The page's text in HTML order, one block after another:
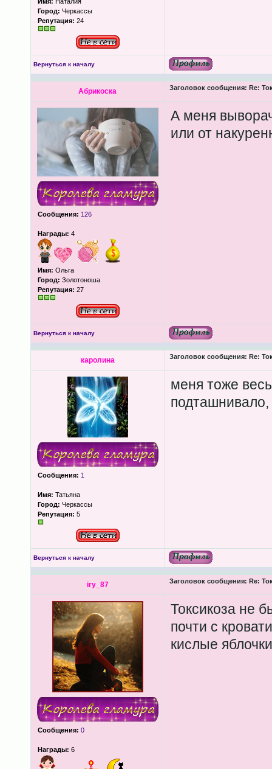
Город: Черкассы
Репутация: 24
Вернуться к началу
Абрикоска Заголовок сообщения: Re:
Сообщения: 126
Награды: 4
Имя: Ольга
Город: Золотоноша
Репутация: 27
А меня
или от
Вернуться к началу
каролина Заголовок сообщения: Re:
Сообщения: 1
Имя: Татьяна
Город: Черкассы
Репутация: 5
меня тоже
Вернуться к началу
iry_87 Заголовок сообщения: Re:
Сообщения: 0
Награды: 6
Токсикоза не
почти с
кислые